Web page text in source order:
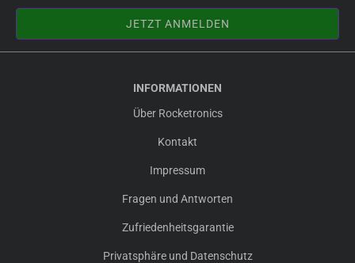
INFORMATIONEN
Über Rocketronics
Kontakt
Impressum
Fragen und Antworten
Zufriedenheitsgarantie
Privatsphäre und Datenschutz